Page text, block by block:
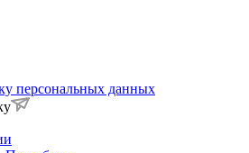
персональных данных